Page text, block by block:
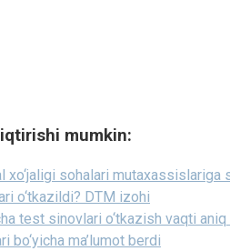
mumkin:
xo‘jaligi sohalari
o‘tkazildi? DTM izohi
test sinovlari o‘tkazish vaqti aniq
ma’lumot berdi